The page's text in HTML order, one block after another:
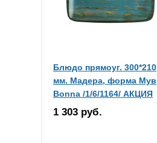
Блюдо прямоуг. 300*210
мм. Мадера, форма Мув
Bonna /1/6/1164/ АКЦИЯ
1 303 руб.